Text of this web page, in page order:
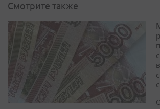
Смотрите также